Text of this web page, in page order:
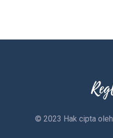
© 2023 Hak cipta oleh